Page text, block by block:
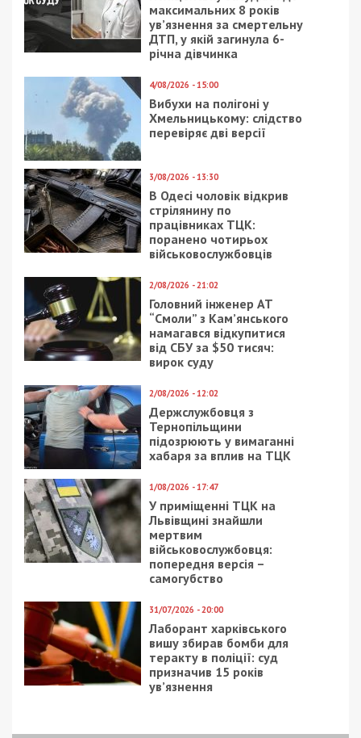
Следующая статья:
В Днепре заблокировали аналоговое
телевещание UA:Первый
СУСПІЛЬСТВО
17/06/2020 - 15:33
карантине
14/06/2023 - 18:09
комунальні служби
станом на вечір 14
червня
13/12/2018 - 13:21
Флешмобы, забеги и
ледовое шоу: как
отгуляют Новый год в
Днепре
28/10/2020 - 11:15
В Днепре
презентовали
женщинах с
инвалидностью: фото